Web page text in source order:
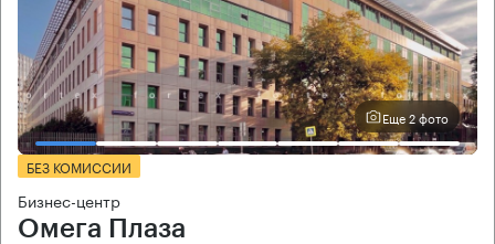
Еще 2 фото
БЕЗ КОМИССИИ
Бизнес-центр
Омега Плаза